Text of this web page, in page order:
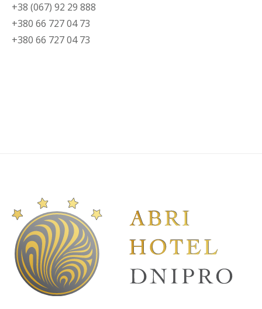
+38 (067) 92 29 888
+380 66 727 04 73
+380 66 727 04 73